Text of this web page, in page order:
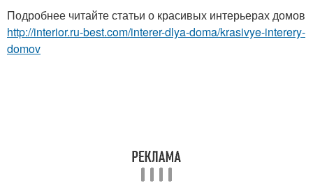
Подробнее читайте статьи о красивых интерьерах домов
http://interior.ru-best.com/interer-dlya-doma/krasivye-interery-
domov